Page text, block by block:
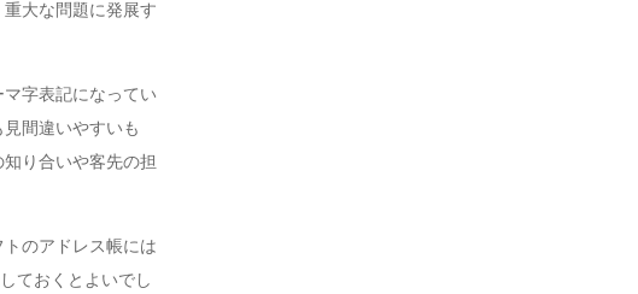
大な問題に発展す
字表記になってい
間違いやすいも
り合いや客先の担
のアドレス帳には
ておくとよいでし